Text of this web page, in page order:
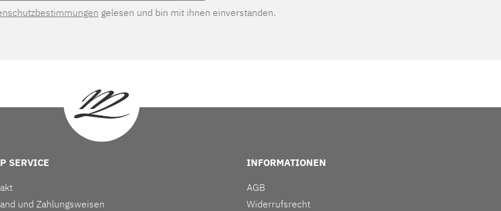
gelesen und bin mit ihnen einverstanden.
SERVICE
und Zahlungsweisen
INFORMATIONEN
AGB
Widerrufsrecht